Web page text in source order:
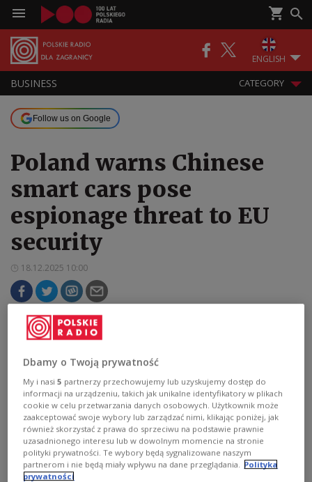
ENGLISH
BUSINESS CATEGORY
Follow us on Google
Poland warns Chinese
smart cars pose
espionage threat to EU
security
18.12.2025 10:00
Chinese-made smart electric vehicles
increasingly popular in Europe may pose a
security threat to the European Union and
Poland, a Polish think tank warned, citing risks
of surveillance and sabotage.
Dbamy o Twoją prywatność
My i nasi5 partnerzy przechowujemy lub uzyskujemy dostęp do
informacji na urządzeniu, takich jak unikalne identyfikatory w plikach
cookie w celu przetwarzania danych osobowych. Użytkownik może
zaakceptować swoje wybory lub zarządzać nimi, klikając poniżej, jak
również skorzystać z prawa do sprzeciwu na podstawie prawnie
uzasadnionego interesu lub w dowolnym momencie na stronie
polityki prywatności. Te wybory będą sygnalizowane naszym
partnerom i nie będą miały wpływu na dane przeglądania.
Polityka
prywatności